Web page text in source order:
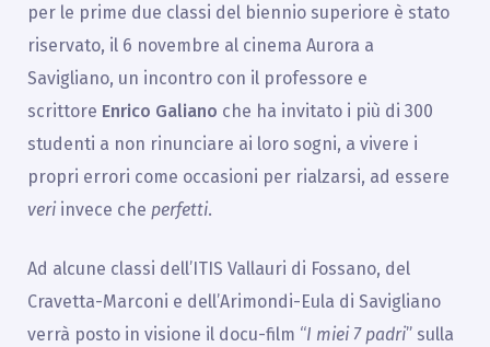
per le prime due classi del biennio superiore è stato
riservato, il 6 novembre al cinema Aurora a
Savigliano, un incontro con il professore e
scrittore Enrico Galiano che ha invitato i più di 300
studenti a non rinunciare ai loro sogni, a vivere i
propri errori come occasioni per rialzarsi, ad essere
veri invece che perfetti.
Ad alcune classi dell’ITIS Vallauri di Fossano, del
Cravetta-Marconi e dell’Arimondi-Eula di Savigliano
verrà posto in visione il docu-film “I miei 7 padri” sulla